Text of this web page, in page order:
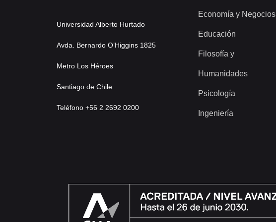
Universidad Alberto Hurtado
Avda. Bernardo O’Higgins 1825
Metro Los Héroes
Santiago de Chile
Teléfono +56 2 2692 0200
Economía y Negocios
Educación
Filosofía y
Humanidades
Psicología
Ingeniería